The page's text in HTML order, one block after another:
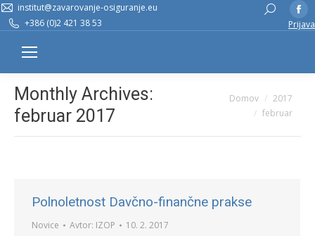
institut@zavarovanje-osiguranje.eu
+386 (0)2 421 38 53
Search:
Prijava
Monthly Archives:
februar 2017
You are here:
Domov
2017
februar
Polnoletnost Davčno-finančne prakse
Novice Avtor: IZOP 10. 2. 2017